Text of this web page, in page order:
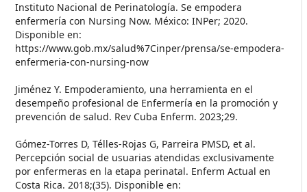
Instituto Nacional de Perinatología. Se empodera
enfermería con Nursing Now. México: INPer; 2020.
Disponible en:
https://www.gob.mx/salud%7Cinper/prensa/se-empodera-
enfermeria-con-nursing-now
Jiménez Y. Empoderamiento, una herramienta en el
desempeño profesional de Enfermería en la promoción y
prevención de salud. Rev Cuba Enferm. 2023;29.
Gómez-Torres D, Télles-Rojas G, Parreira PMSD, et al.
Percepción social de usuarias atendidas exclusivamente
por enfermeras en la etapa perinatal. Enferm Actual en
Costa Rica. 2018;(35). Disponible en: